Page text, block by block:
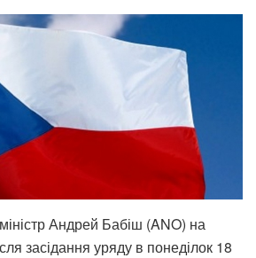
Андрей Бабіш (ANO) на
засідання уряду в понеділок 18